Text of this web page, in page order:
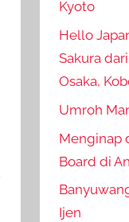
Kyoto
Hello
Sakura
Osaka,
Umroh
Menginap
Board di
Ijen